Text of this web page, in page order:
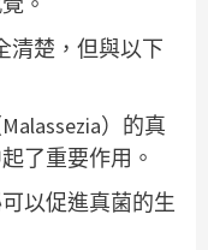
清楚，但與以下
）的真
了重要作用。
以促進真菌的生